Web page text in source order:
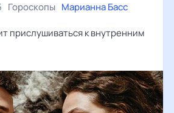
Гороскопы Марианна Басс
прислушиваться к внутренним